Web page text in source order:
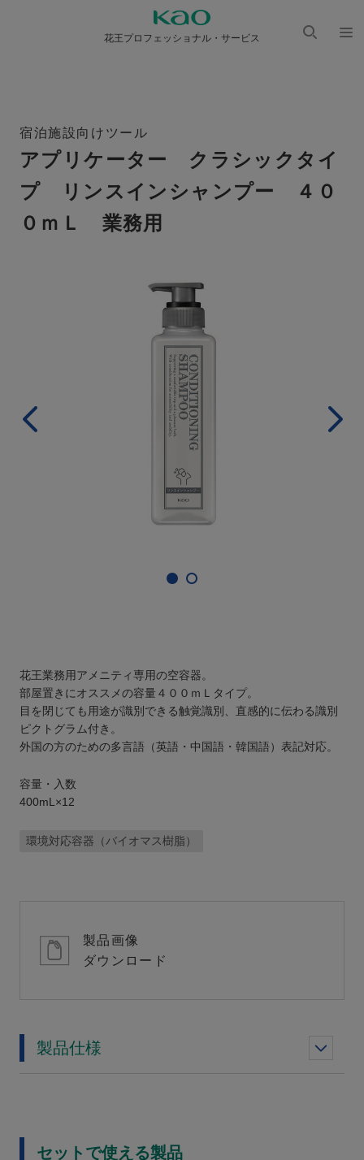
花王プロフェッショナル・サービス
宿泊施設向けツール
アプリケーター クラシックタイ
プ リンスインシャンプー ４０
０ｍＬ 業務用
花王業務用アメニティ専用の空容器。
部屋置きにオススメの容量４００ｍＬタイプ。
目を閉じても用途が識別できる触覚識別、直感的に伝わる識別
ピクトグラム付き。
外国の方のための多言語（英語・中国語・韓国語）表記対応。
容量・入数
400mL×12
環境対応容器（バイオマス樹脂）
製品画像
ダウンロード
製品仕様
セットで使える製品